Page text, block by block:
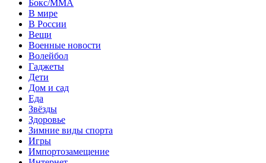
Бокс/MMA
В мире
В России
Вещи
Военные новости
Волейбол
Гаджеты
Дети
Дом и сад
Еда
Звёзды
Здоровье
Зимние виды спорта
Игры
Импортозамещение